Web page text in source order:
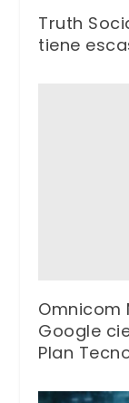
Truth
tiene
Omnicom
Google
Plan